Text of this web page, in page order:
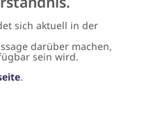
sich aktuell in der
darüber machen,
sein wird.
.